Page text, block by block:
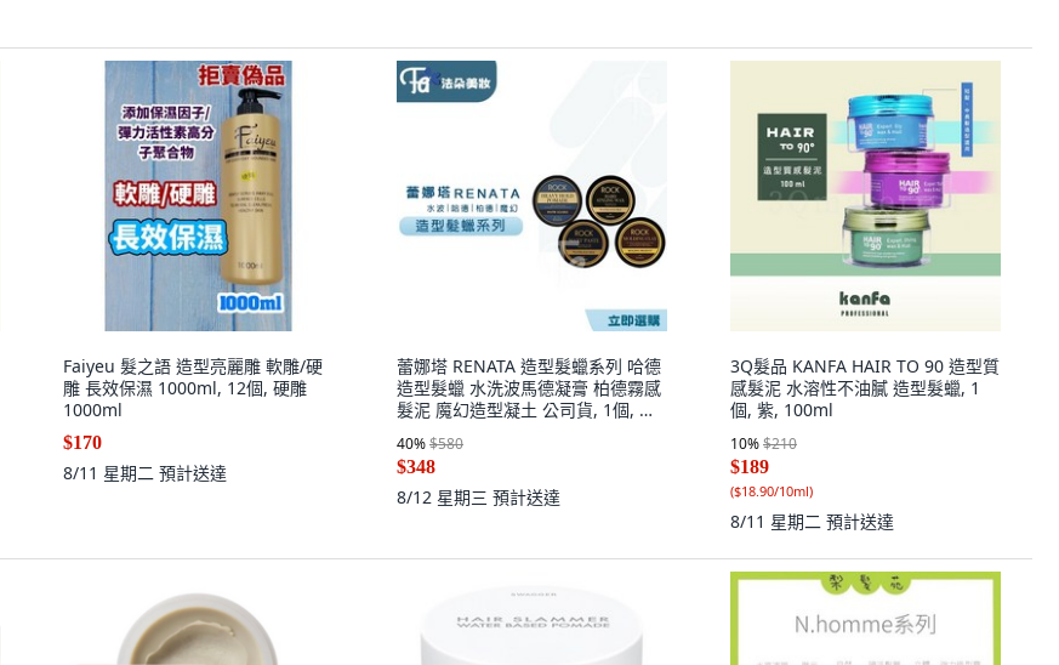
Faiyeu 髮之語 造型亮麗雕 軟雕/硬
雕 長效保濕 1000ml, 12個, 硬雕
1000ml
$170
8/11 星期二 預計送達
蕾娜塔 RENATA 造型髮蠟系列 哈德
造型髮蠟 水洗波馬德凝膏 柏德霧感
髮泥 魔幻造型凝土 公司貨, 1個, 哈
德造型髮蠟(黑)
40%$580
$348
8/12 星期三 預計送達
3Q髮品 KANFA HAIR TO 90 造型質
感髮泥 水溶性不油膩 造型髮蠟, 1
個, 紫, 100ml
10%$210
$189
($18.90/10ml)
8/11 星期二 預計送達